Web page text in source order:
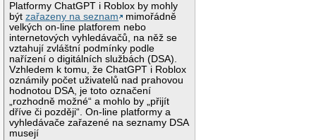
Platformy ChatGPT i Roblox by mohly
býtzařazeny na seznam
mimořádně
velkých on-line platforem nebo
internetových vyhledávačů, na něž se
vztahují zvláštní podmínky podle
nařízení o digitálních službách (DSA).
Vzhledem k tomu, že ChatGPT i Roblox
oznámily počet uživatelů nad prahovou
hodnotou DSA, je toto označení
„rozhodně možné“ a mohlo by „přijít
dříve či později“. On-line platformy a
vyhledávače zařazené na seznamy DSA
musejí